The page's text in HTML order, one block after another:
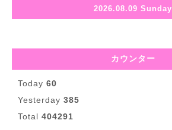
2026.08.09 Sunday
カウンター
Today 60
Yesterday 385
Total 404291